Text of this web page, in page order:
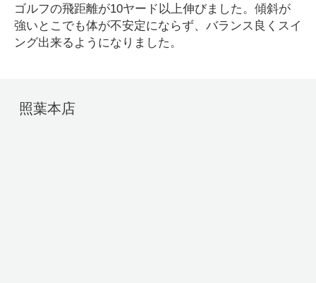
ゴルフの飛距離が10ヤード以上伸びました。傾斜が
強いとこでも体が不安定にならず、バランス良くスイ
ング出来るようになりました。
照葉本店